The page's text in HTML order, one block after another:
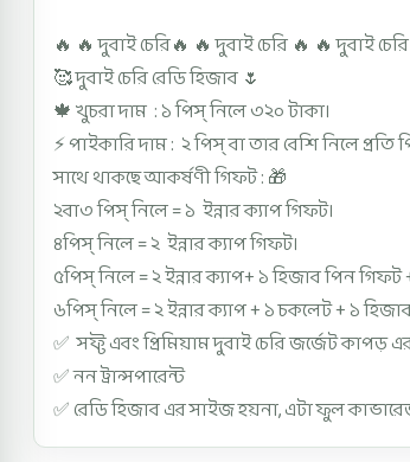
🔥 🔥 দুবাই চেরি🔥 🔥 দুবাই চেরি 🔥 🔥 দুবাই
🥰 দুবাই চেরি রেডি হিজাব 🌷
🍁 খুচরা দাম : ১ পিস্ নিলে ৩২০ টাকা।
⚡ পাইকারি দাম : ২ পিস্ বা তার বেশি নিলে প্রতি
সাথে থাকছে আকর্ষণী গিফট : 🎁
২বা৩ পিস্ নিলে = ১ ইন্নার ক্যাপ গিফট।
৪পিস্ নিলে = ২ ইন্নার ক্যাপ গিফট।
৫পিস্ নিলে = ২ ইন্নার ক্যাপ+ ১ হিজাব পিন গিফট
৬পিস্ নিলে = ২ ইন্নার ক্যাপ + ১ চকলেট + ১
✅ সফ্ট এবং প্রিমিয়াম দুবাই চেরি জর্জেট কাপড়
✅ নন ট্রান্সপারেন্ট
✅ রেডি হিজাব এর সাইজ হয়না, এটা ফুল